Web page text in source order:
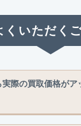
くいただく
際の買取価格がア